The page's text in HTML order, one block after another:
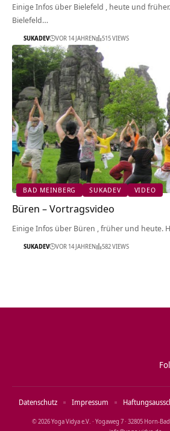
Einige Infos über Bielefeld‏‎ , heute und früher. Hier das Video:
Bielefeld‏‎…
SUKADEV VOR 14 JAHREN 515 VIEWS
BAD MEINBERG SUKADEV VIDEO
Büren‏‎ – Vortragsvideo
Einige Infos über Büren‏‎ ,
SUKADEV VOR 14 JAHREN 582 VIEWS
© 2026 Yoga Vidya e.V. · Yogaweg 7 · 32805
Datenschutz Impressum